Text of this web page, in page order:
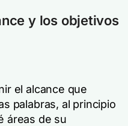
y los objetivos
el alcance que
palabras, al principio
áreas de su